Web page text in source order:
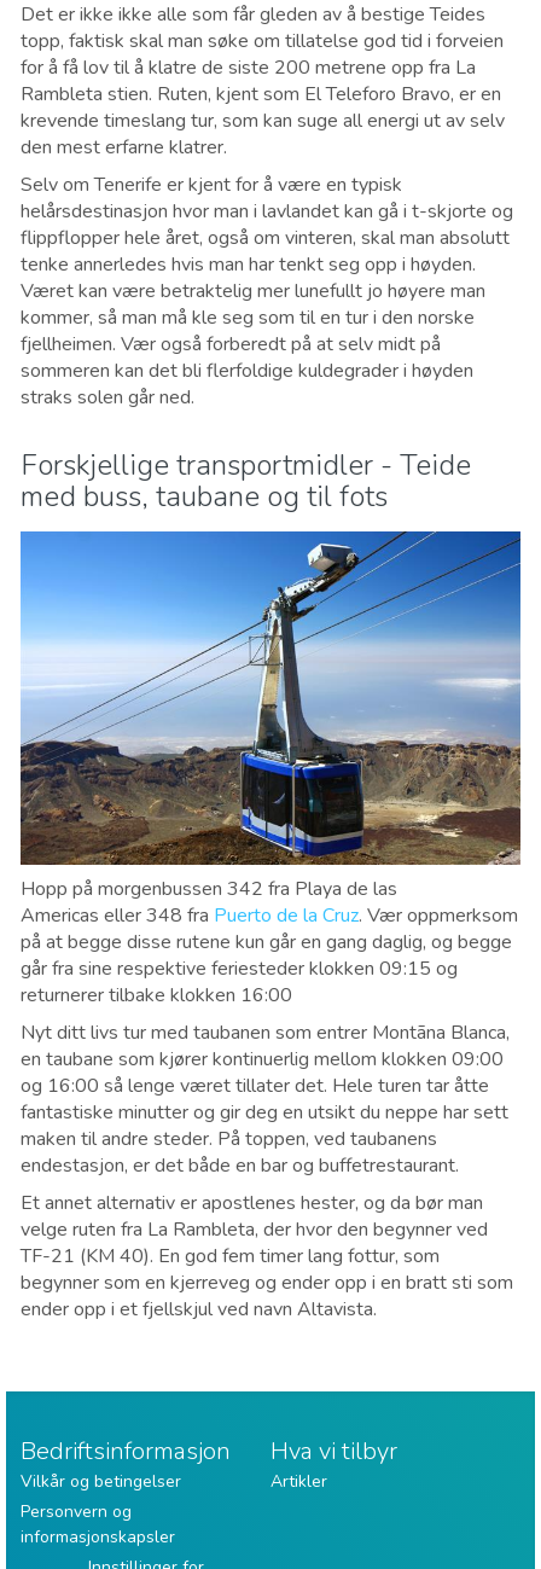
Det er ikke ikke alle som får gleden av å bestige Teides
topp, faktisk skal man søke om tillatelse god tid i forveien
for å få lov til å klatre de siste 200 metrene opp fra La
Rambleta stien. Ruten, kjent som El Teleforo Bravo, er en
krevende timeslang tur, som kan suge all energi ut av selv
den mest erfarne klatrer.
Selv om Tenerife er kjent for å være en typisk
helårsdestinasjon hvor man i lavlandet kan gå i t-skjorte og
flippflopper hele året, også om vinteren, skal man absolutt
tenke annerledes hvis man har tenkt seg opp i høyden.
Været kan være betraktelig mer lunefullt jo høyere man
kommer, så man må kle seg som til en tur i den norske
fjellheimen. Vær også forberedt på at selv midt på
sommeren kan det bli flerfoldige kuldegrader i høyden
straks solen går ned.
Forskjellige transportmidler - Teide
med buss, taubane og til fots
Hopp på morgenbussen 342 fra Playa de las
Americas eller 348 fra Puerto de la Cruz. Vær oppmerksom
på at begge disse rutene kun går en gang daglig, og begge
går fra sine respektive feriesteder klokken 09:15 og
returnerer tilbake klokken 16:00
Nyt ditt livs tur med taubanen som entrer Montãna Blanca,
en taubane som kjører kontinuerlig mellom klokken 09:00
og 16:00 så lenge været tillater det. Hele turen tar åtte
fantastiske minutter og gir deg en utsikt du neppe har sett
maken til andre steder. På toppen, ved taubanens
endestasjon, er det både en bar og buffetrestaurant.
Et annet alternativ er apostlenes hester, og da bør man
velge ruten fra La Rambleta, der hvor den begynner ved
TF-21 (KM 40). En god fem timer lang fottur, som
begynner som en kjerreveg og ender opp i en bratt sti som
ender opp i et fjellskjul ved navn Altavista.
Bedriftsinformasjon
Vilkår og betingelser
Personvern og
informasjonskapsler
Hva vi tilbyr
Artikler